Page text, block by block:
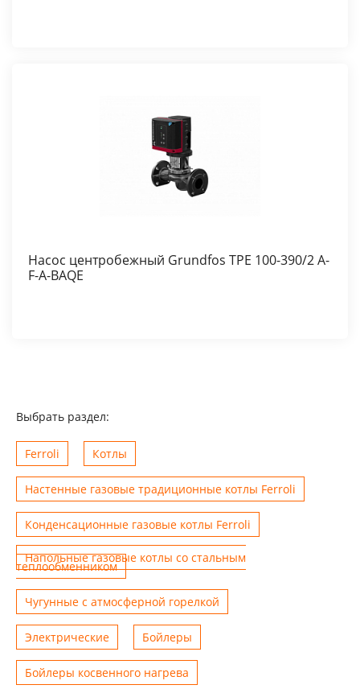
Насос центробежный Grundfos TPE 100-390/2 A-
F-A-BAQE
Выбрать раздел:
Ferroli Котлы
Настенные газовые традиционные котлы Ferroli
Конденсационные газовые котлы Ferroli
Напольные газовые котлы со стальным
теплообменником
Чугунные с атмосферной горелкой
Электрические Бойлеры
Бойлеры косвенного нагрева